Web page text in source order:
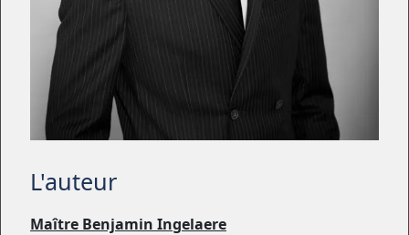
L'auteur
Maître Benjamin Ingelaere